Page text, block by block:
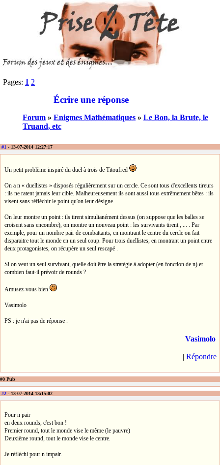
Pages: 1 2
Écrire une réponse
Forum » Enigmes Mathématiques » Le Bon, la Brute, le
Truand, etc
#1 - 13-07-2014 12:27:17
Un petit problème inspiré du duel à trois de Titoufred
On a n « duellistes » disposés régulièrement sur un cercle. Ce sont tous d'excellents tireurs
: ils ne ratent jamais leur cible. Malheureusement ils sont aussi tous extrêmement bêtes : ils
visent sans réfléchir le point qu'on leur désigne.
On leur montre un point : ils tirent simultanément dessus (on suppose que les balles se
croisent sans encombre), on montre un nouveau point : les survivants tirent , ... . Par
exemple, pour un nombre pair de combattants, en montrant le centre du cercle on fait
disparaitre tout le monde en un seul coup. Pour trois duellistes, en montrant un point entre
deux protagonistes, on récupère un seul rescapé .
Si on veut un seul survivant, quelle doit être la stratégie à adopter (en fonction de n) et
combien faut-il prévoir de rounds ?
Amusez-vous bien
Vasimolo
PS : je n'ai pas de réponse .
Vasimolo
| Répondre
#0 Pub
#2 - 13-07-2014 13:15:02
Pour n pair
en deux rounds, c'est bon !
Premier round, tout le monde vise le même (le pauvre)
Deuxième round, tout le monde vise le centre.
Je réfléchi pour n impair.